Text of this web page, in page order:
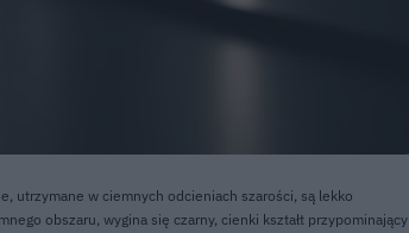
utrzymane w ciemnych odcieniach szarości, są lekko
obszaru, wygina się czarny, cienki kształt przypominający